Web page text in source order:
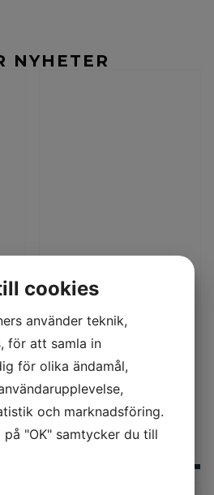
NYHETER
Kampanjer
HÖSTKAMPANJ
Vår bästa höstkampanj
någonsin!Hösten är på
väg, men än är
sommaren inte över!
Vi kryddar
cookies
använder teknik,
för att samla in
för olika ändamål,
och marknadsföring.
"OK" samtycker du till